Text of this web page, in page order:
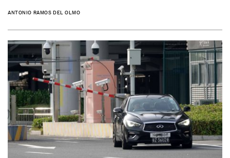
ANTONIO RAMOS DEL OLMO